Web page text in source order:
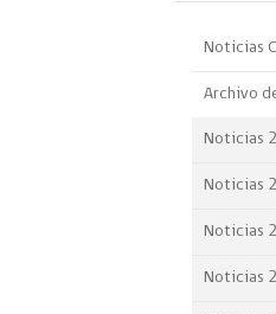
Noticias
Archivo
Noticias
Noticias
Noticias
Noticias